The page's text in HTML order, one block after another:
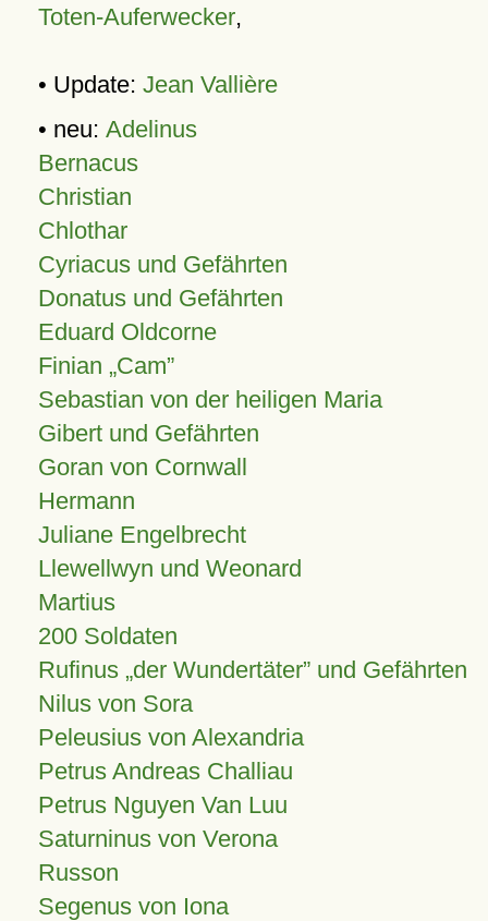
Toten-Auferwecker,
• Update: Jean Vallière
• neu: Adelinus
Bernacus
Christian
Chlothar
Cyriacus und Gefährten
Donatus und Gefährten
Eduard Oldcorne
Finian Cam
Sebastian von der heiligen Maria
Gibert und Gefährten
Goran von Cornwall
Hermann
Juliane Engelbrecht
Llewellwyn und Weonard
Martius
200 Soldaten
Rufinus „der Wundertäter” und Gefährten
Nilus von Sora
Peleusius von Alexandria
Petrus Andreas Challiau
Petrus Nguyen Van Luu
Saturninus von Verona
Russon
Segenus von Iona